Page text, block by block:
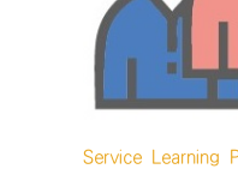
Service Learning